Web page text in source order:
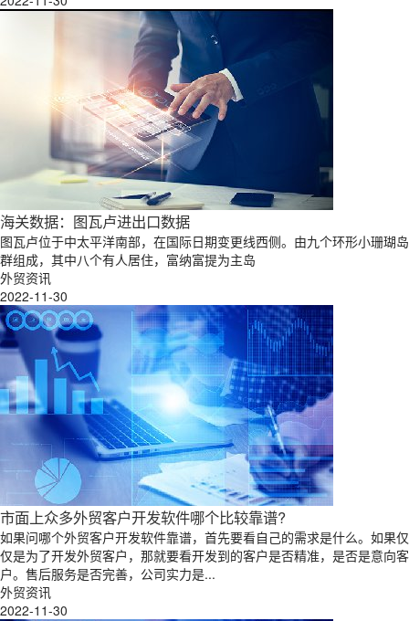
海关数据：图瓦卢进出口数据
图瓦卢位于中太平洋南部，在国际日期变更线西侧。由九个环形小珊瑚岛
群组成，其中八个有人居住，富纳富提为主岛
外贸资讯
2022-11-30
市面上众多外贸客户开发软件哪个比较靠谱?
如果问哪个外贸客户开发软件靠谱，首先要看自己的需求是什么。如果仅
仅是为了开发外贸客户，那就要看开发到的客户是否精准，是否是意向客
户。售后服务是否完善，公司实力是...
外贸资讯
2022-11-30